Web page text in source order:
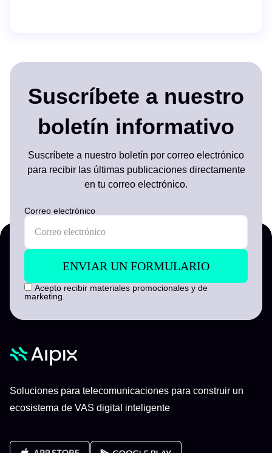
Suscríbete a nuestro
boletín informativo
Suscríbete a nuestro boletín por correo electrónico
para recibir las últimas publicaciones directamente
en tu correo electrónico.
Correo electrónico
Acepto recibir materiales promocionales y de
marketing.
Soluciones para telecomunicaciones para construir un
ecosistema de VAS digital inteligente